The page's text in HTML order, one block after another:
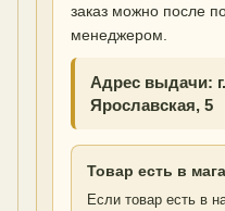
заказ можно после
менеджером.
Адрес выдачи:
Ярославская, 5
Товар есть в
Если товар есть в